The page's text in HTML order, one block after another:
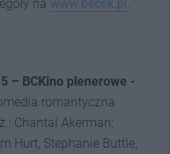
na www.becek.pl
– BCKino plenerowe -
romantyczna
Chantal Akerman;
Hurt, Stephanie Buttle,